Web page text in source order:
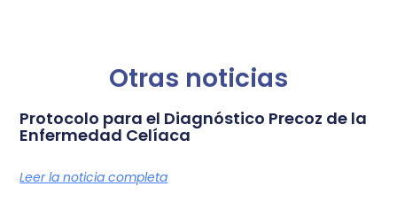
Otras noticias
Protocolo para el Diagnóstico Precoz de la
Enfermedad Celíaca
Leer la noticia completa